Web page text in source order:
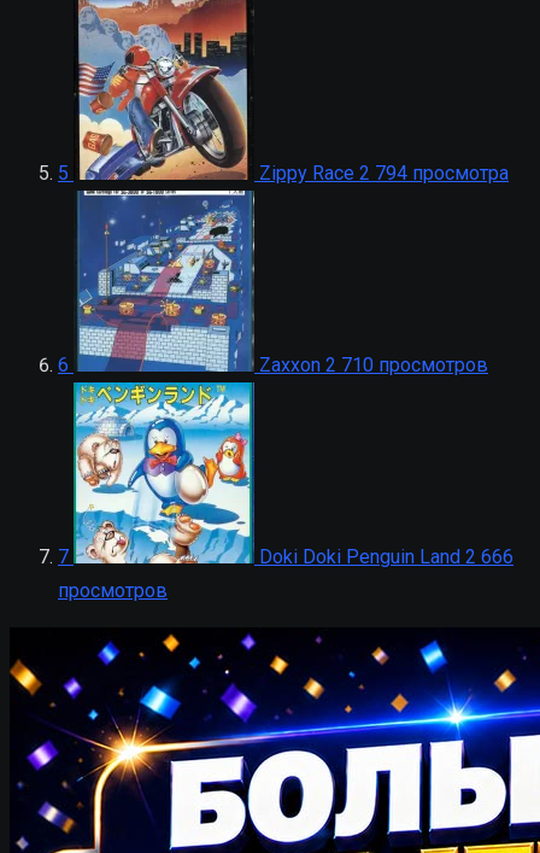
5 Zippy Race 2 794 просмотра
6 Zaxxon 2 710 просмотров
7 Doki Doki Penguin Land 2 666
просмотров